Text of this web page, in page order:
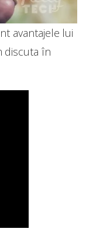
avantajele lui
discuta în